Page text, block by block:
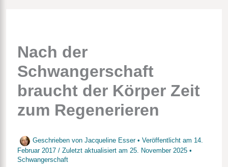
Nach der
Schwangerschaft
braucht der Körper Zeit
zum Regenerieren
Geschrieben von Jacqueline Esser • Veröffentlicht am 14.
Februar 2017 / Zuletzt aktualisiert am 25. November 2025•
Schwangerschaft